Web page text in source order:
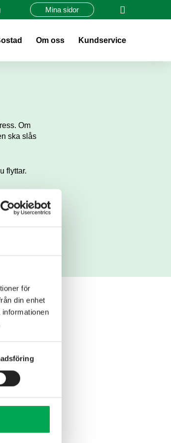
för
din enhet
Mina sidor
Om oss Kundservice
Om
ska slås
flyttar.